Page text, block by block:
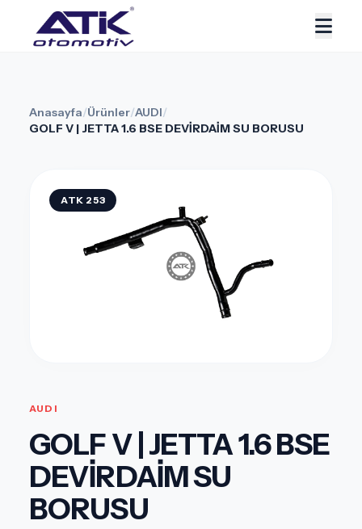
Anasayfa/Ürünler/AUDI/
GOLF V | JETTA 1.6 BSE DEVİRDAİM SU BORUSU
ATK 253
AUDI
GOLF V | JETTA 1.6 BSE
DEVİRDAİM SU
BORUSU